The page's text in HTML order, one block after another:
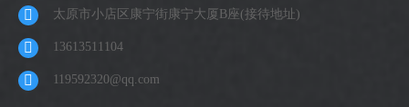
太原市小店区康宁街康宁大厦B座(接待地址)
13613511104
119592320@qq.com